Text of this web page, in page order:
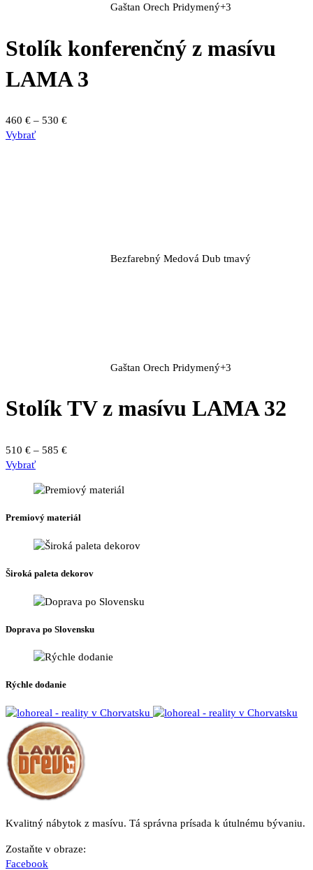
Gaštan Orech Pridymený+3
Stolík konferenčný z masívu
LAMA 3
460 € – 530 €Price
VybraťTento
Bezfarebný Medová Dub tmavý
Gaštan Orech Pridymený+3
Stolík TV z masívu LAMA 32
510 € – 585 €Price
through
VybraťTento
má
variantov.
Možnosti
si
vybrať
na
stránke
produktu.
Premiový materiál
Široká paleta dekorov
Doprava po Slovensku
Rýchle dodanie
Kvalitný nábytok z masívu. Tá správna prísada k útulnému bývaniu.
Zostaňte v obraze:
Facebook